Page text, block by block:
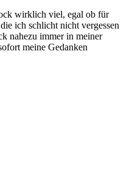
wirklich viel, egal ob für
ich schlicht nicht vergessen
nahezu immer in meiner
meine Gedanken